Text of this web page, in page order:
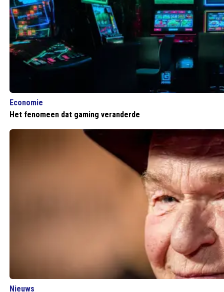
Economie
Het fenomeen dat gaming veranderde
Nieuws